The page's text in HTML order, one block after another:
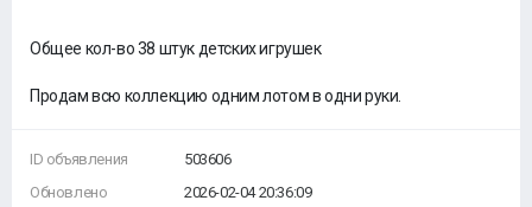
Общее кол-во 38 штук детских игрушек
Продам всю коллекцию одним лотом в одни руки.
ID объявления
Обновлено
503606
2026-02-04 20:36:09